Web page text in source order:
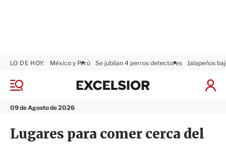
M
n
09 de Agosto de 2026
LO DE HOY: México y Perú Se jubilan 4 perros detectores Jalapeños
I
x
i
Lugares para comer cerca del